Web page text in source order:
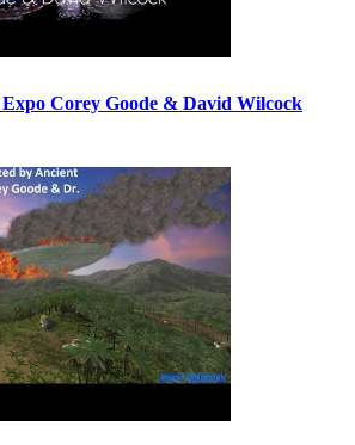
Expo Corey Goode & David Wilcock